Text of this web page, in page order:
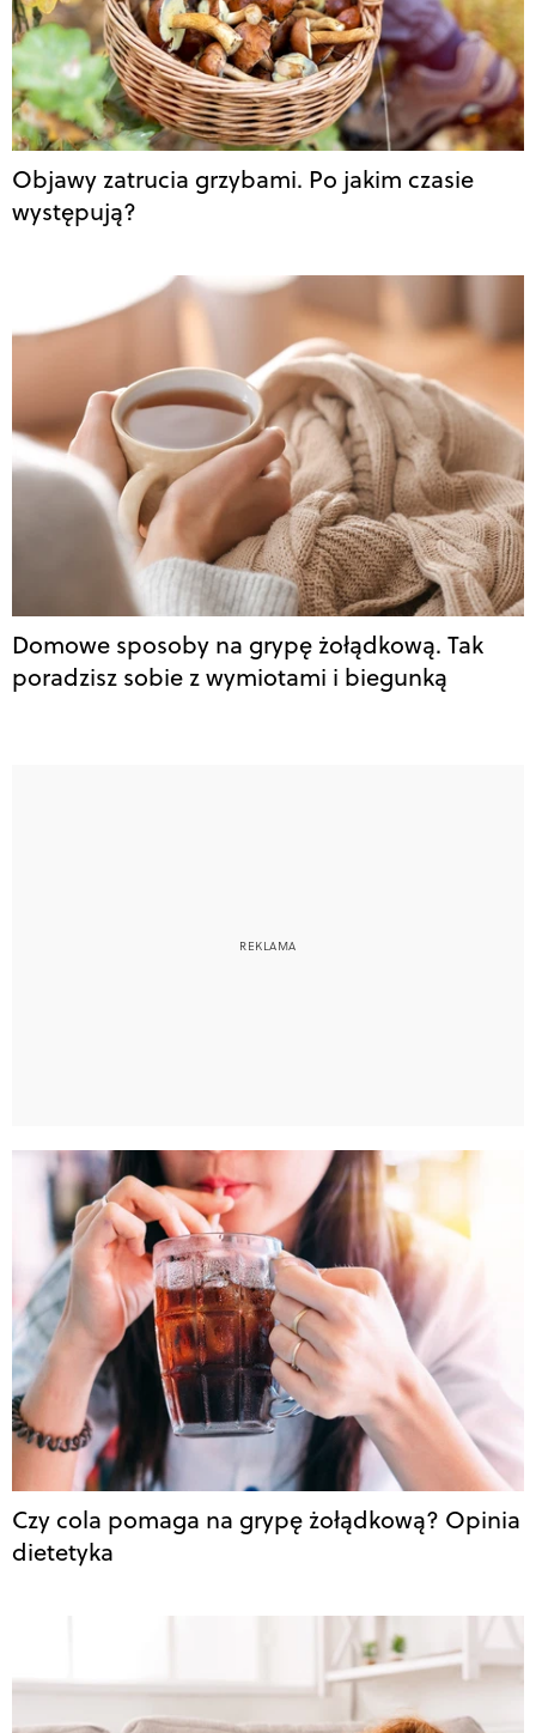
Objawy zatrucia grzybami. Po jakim czasie
występują?
Domowe sposoby na grypę żołądkową. Tak
poradzisz sobie z wymiotami i biegunką
Czy cola pomaga na grypę żołądkową? Opinia
dietetyka